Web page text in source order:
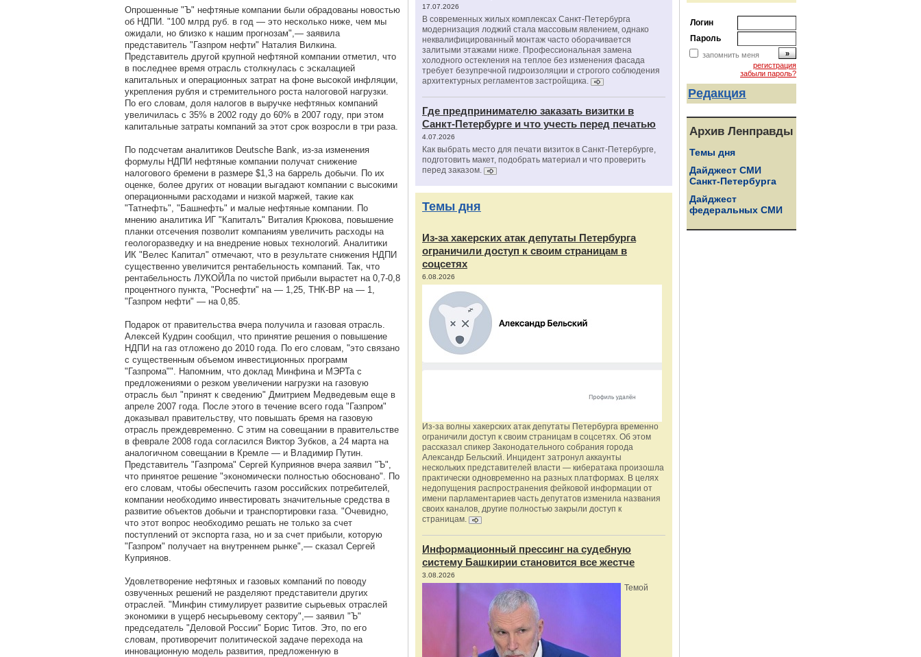
Опрошенные "Ъ" нефтяные компании были обрадованы новостью
об НДПИ. "100 млрд руб. в год — это несколько ниже, чем мы
ожидали, но близко к нашим прогнозам",— заявила
представитель "Газпром нефти" Наталия Вилкина.
Представитель другой крупной нефтяной компании отметил, что
в последнее время отрасль столкнулась с эскалацией
капитальных и операционных затрат на фоне высокой инфляции,
укрепления рубля и стремительного роста налоговой нагрузки.
По его словам, доля налогов в выручке нефтяных компаний
увеличилась с 35% в 2002 году до 60% в 2007 году, при этом
капитальные затраты компаний за этот срок возросли в три раза.
По подсчетам аналитиков Deutsche Bank, из-за изменения
формулы НДПИ нефтяные компании получат снижение
налогового бремени в размере $1,3 на баррель добычи. По их
оценке, более других от новации выгадают компании с высокими
операционными расходами и низкой маржей, такие как
"Татнефть", "Башнефть" и малые нефтяные компании. По
мнению аналитика ИГ "Капиталъ" Виталия Крюкова, повышение
планки отсечения позволит компаниям увеличить расходы на
геологоразведку и на внедрение новых технологий. Аналитики
ИК "Велес Капитал" отмечают, что в результате снижения НДПИ
существенно увеличится рентабельность компаний. Так, что
рентабельность ЛУКОЙЛа по чистой прибыли вырастет на 0,7-0,8
процентного пункта, "Роснефти" на — 1,25, ТНК-ВР на — 1,
"Газпром нефти" — на 0,85.
Подарок от правительства вчера получила и газовая отрасль.
Алексей Кудрин сообщил, что принятие решения о повышение
НДПИ на газ отложено до 2010 года. По его словам, "это связано
с существенным объемом инвестиционных программ
"Газпрома"". Напомним, что доклад Минфина и МЭРТа с
предложениями о резком увеличении нагрузки на газовую
отрасль был "принят к сведению" Дмитрием Медведевым еще в
апреле 2007 года. После этого в течение всего года "Газпром"
доказывал правительству, что повышать бремя на газовую
отрасль преждевременно. С этим на совещании в правительстве
в феврале 2008 года согласился Виктор Зубков, а 24 марта на
аналогичном совещании в Кремле — и Владимир Путин.
Представитель "Газпрома" Сергей Куприянов вчера заявил "Ъ",
что принятое решение "экономически полностью обосновано". По
его словам, чтобы обеспечить газом российских потребителей,
компании необходимо инвестировать значительные средства в
развитие объектов добычи и транспортировки газа. "Очевидно,
что этот вопрос необходимо решать не только за счет
поступлений от экспорта газа, но и за счет прибыли, которую
"Газпром" получает на внутреннем рынке",— сказал Сергей
Куприянов.
Удовлетворение нефтяных и газовых компаний по поводу
озвученных решений не разделяют представители других
отраслей. "Минфин стимулирует развитие сырьевых отраслей
экономики в ущерб несырьевому сектору",— заявил "Ъ"
председатель "Деловой России" Борис Титов. Это, по его
словам, противоречит политической задаче перехода на
инновационную модель развития, предложенную в
17.07.2026
В современных жилых комплексах Санкт-Петербурга
модернизация лоджий стала массовым явлением, однако
неквалифицированный монтаж часто оборачивается
залитыми этажами ниже. Профессиональная замена
холодного остекления на теплое без изменения фасада
требует безупречной гидроизоляции и строгого соблюдения
архитектурных регламентов застройщика.
Где предпринимателю заказать визитки в
Санкт-Петербурге и что учесть перед печатью
4.07.2026
Как выбрать место для печати визиток в Санкт-Петербурге,
подготовить макет, подобрать материал и что проверить
перед заказом.
Темы дня
Из‑за хакерских атак депутаты Петербурга
ограничили доступ к своим страницам в
соцсетях
6.08.2026
Из‑за волны хакерских атак депутаты Петербурга временно
ограничили доступ к своим страницам в соцсетях. Об этом
рассказал спикер Законодательного собрания города
Александр Бельский. Инцидент затронул аккаунты
нескольких представителей власти — кибератака произошла
практически одновременно на разных платформах. В целях
недопущения распространения фейковой информации от
имени парламентариев часть депутатов изменила названия
своих каналов, другие полностью закрыли доступ к
страницам.
Информационный прессинг на судебную
систему Башкирии становится все жестче
3.08.2026
Темой
Логин
Пароль
запомнить меня
регистрация
забыли пароль?
Редакция
Архив Ленправды
Темы дня
Дайджест СМИ
Санкт-Петербурга
Дайджест
федеральных СМИ